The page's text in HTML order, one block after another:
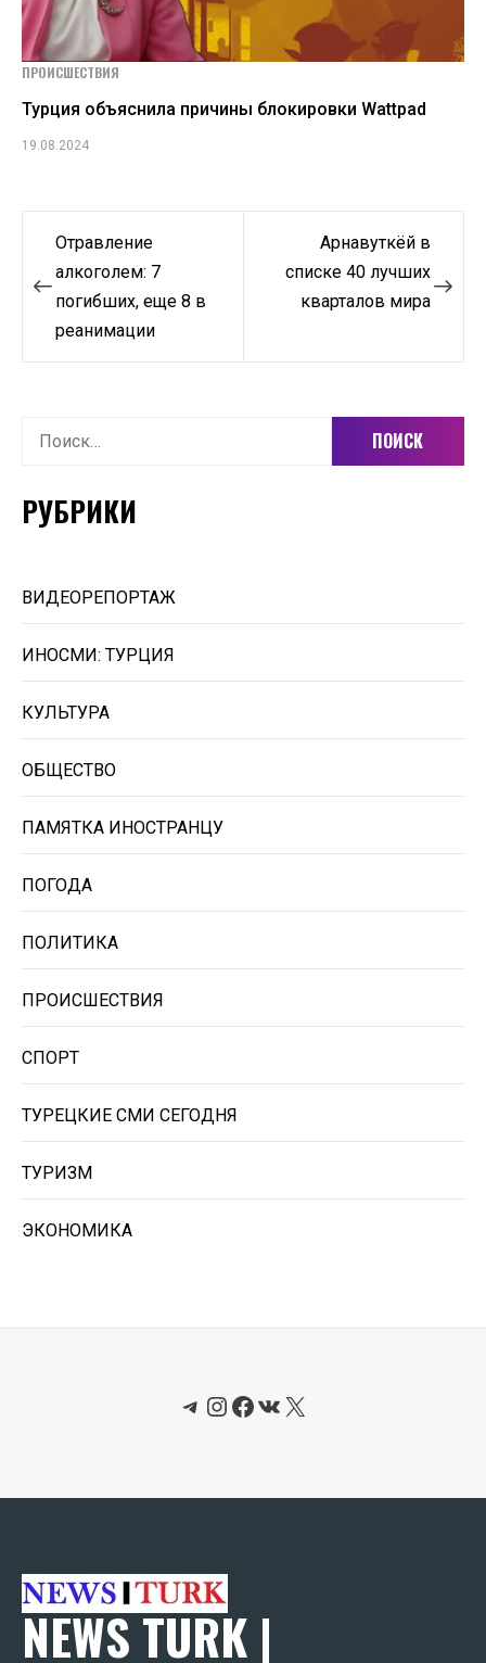
ПРОИСШЕСТВИЯ
Турция объяснила причины блокировки Wattpad
19.08.2024
Навигация
по
записям
Отравление
алкоголем: 7
погибших, еще 8 в
реанимации
Арнавуткёй в
списке 40 лучших
кварталов мира
Найти:
РУБРИКИ
ВИДЕОРЕПОРТАЖ
ИНОСМИ: ТУРЦИЯ
КУЛЬТУРА
ОБЩЕСТВО
ПАМЯТКА ИНОСТРАНЦУ
ПОГОДА
ПОЛИТИКА
ПРОИСШЕСТВИЯ
СПОРТ
ТУРЕЦКИЕ СМИ СЕГОДНЯ
ТУРИЗМ
ЭКОНОМИКА
Telegram
Instagram
Facebook
ВКонтакте
X
NEWS TURK |